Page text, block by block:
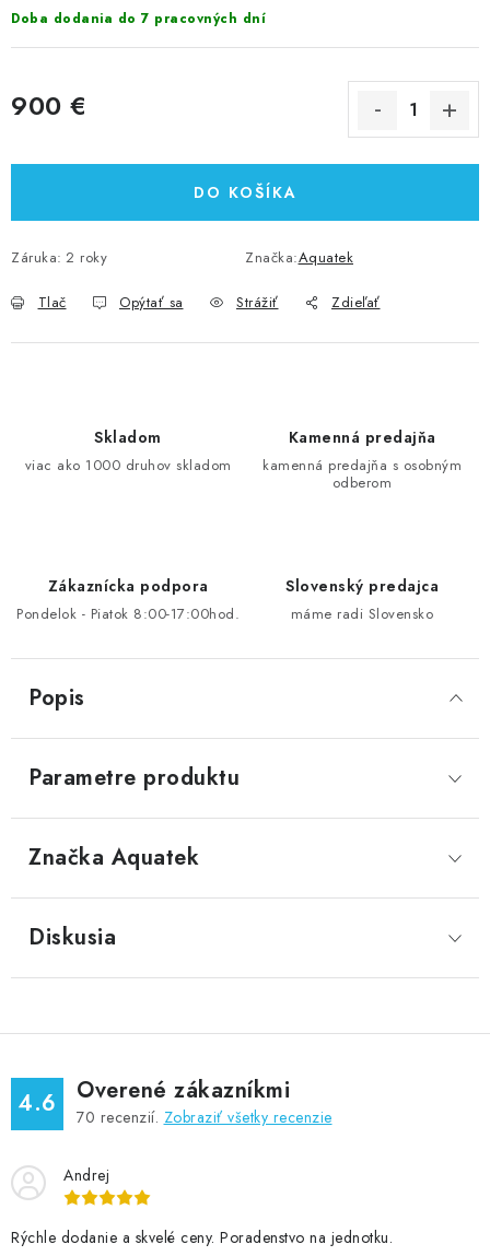
Doba dodania do 7 pracovných dní
900 €
DO KOŠÍKA
Záruka: 2 roky Značka:Aquatek
Tlač Opýtať sa Strážiť Zdieľať
Skladom
viac ako 1000 druhov skladom
Kamenná predajňa
kamenná predajňa s osobným
odberom
Zákaznícka podpora
Pondelok - Piatok 8:00-17:00hod.
Slovenský predajca
máme radi Slovensko
Popis
Parametre produktu
Značka Aquatek
Diskusia
4.6 Overené zákazníkmi
70 recenzií. Zobraziť všetky recenzie
Andrej
Rýchle dodanie a skvelé ceny. Poradenstvo na jednotku.